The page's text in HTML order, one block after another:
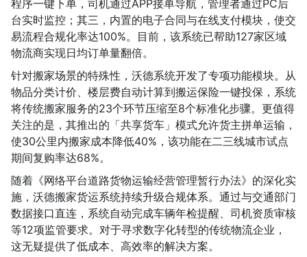
程序一键下单，司机通过APP接单导航，管理者通过PC后
台实时监控；其三，内置的电子合同与在线支付模块，使交
易流程合规化率达100%。目前，该系统已帮助127家区域
物流商实现日均订单量翻倍。
针对搬家场景的特殊性，沃德系统开发了专项功能模块。从
物品分类计价、楼层费自动计算到搬运保险一键投保，系统
将传统搬家服务的23个环节压缩至8个标准化步骤。更值得
关注的是，其推出的「共享货车」模式允许货主拼单运输，
使30公里内搬家成本降低40%，该功能在二三线城市试点
期间复购率达68%。
随着《网络平台道路货物运输经营管理暂行办法》的深化实
施，沃德搬家货运系统持续升级合规体系。通过与交通部门
数据接口直连，系统自动完成车辆年检提醒、司机资质审核
等12项监管要求。对于寻求数字化转型的传统物流企业，
这无疑提供了低成本、高效率的解决方案。